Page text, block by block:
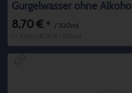
Gurgelwasser ohne Alkohol
8,70 € * / 100ml